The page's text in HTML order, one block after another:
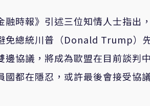
融時報》引述三位知情人士指出
免總統川普（Donald Trump）
邊協議，將成為歐盟在目前談判
國都在隱忍，或許最後會接受協議